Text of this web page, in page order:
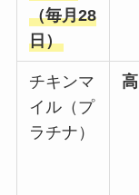
（毎月28
日）
チキンマ
イル（プ
ラチナ）
高